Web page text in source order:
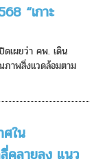
“เกาะ
เผยว่า คพ. เดิน
ภาพสิ่งแวดล้อมตาม
ใน
คลายลง แนว